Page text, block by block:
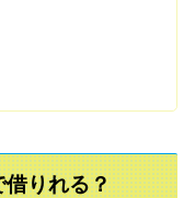
借りれる？